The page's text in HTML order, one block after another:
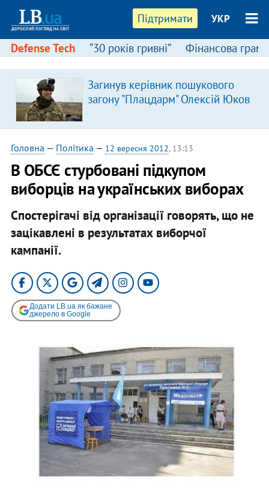
Підтримати УКР
Defense Tech “30 років гривні” Фінансова
Загинув керівник пошукового
загону "Плацдарм" Олексій Юков
Головна — Політика — 12 вересня 2012, 13:13
В ОБСЄ стурбовані підкупом
виборців на українських виборах
Спостерігачі від організації говорять, що не
зацікавлені в результатах виборчої
кампанії.
Додати LB.ua як бажане
джерело в Google